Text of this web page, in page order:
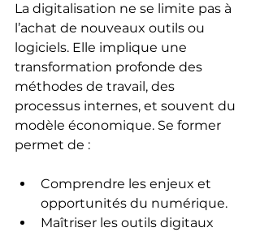
La digitalisation ne se limite pas à
l’achat de nouveaux outils ou
logiciels. Elle implique une
transformation profonde des
méthodes de travail, des
processus internes, et souvent du
modèle économique. Se former
permet de :
Comprendre les enjeux et
opportunités du numérique.
Maîtriser les outils digitaux